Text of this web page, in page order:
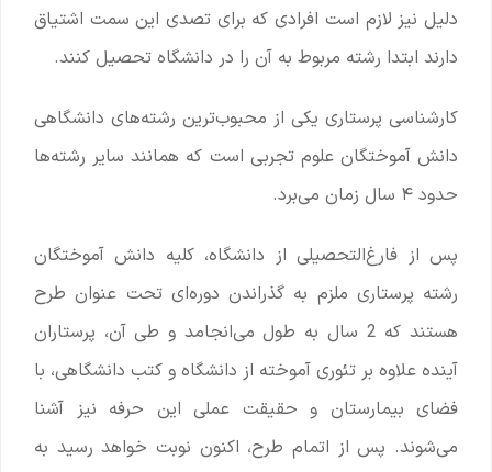
دلیل نیز لازم است افرادی که برای تصدی این سمت اشتیاق
دارند ابتدا رشته مربوط به آن را در دانشگاه تحصیل کنند.
کارشناسی پرستاری یکی از محبوب‌ترین رشته‌های دانشگاهی
دانش آموختگان علوم تجربی است که همانند سایر رشته‌ها
حدود ۴ سال زمان می‌برد.
پس از فارغ‌التحصیلی از دانشگاه، کلیه دانش آموختگان
رشته پرستاری ملزم به گذراندن دوره‌ای تحت عنوان طرح
هستند که 2 سال به طول می‌انجامد و طی آن، پرستاران
آینده علاوه بر تئوری آموخته از دانشگاه و کتب دانشگاهی، با
فضای بیمارستان و حقیقت عملی این حرفه نیز آشنا
می‌شوند. پس از اتمام طرح، اکنون نوبت خواهد رسید به